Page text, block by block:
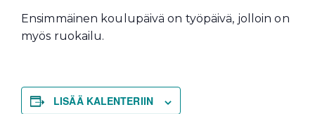
Ensimmäinen koulupäivä on työpäivä, jolloin on
myös ruokailu.
LISÄÄ KALENTERIIN